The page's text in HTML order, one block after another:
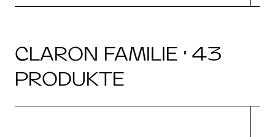
CLARON FAMILIE · 43
PRODUKTE